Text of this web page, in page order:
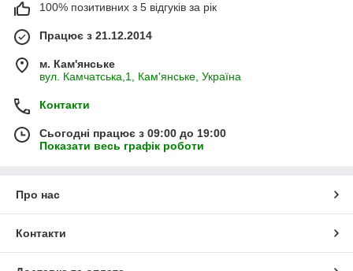
100% позитивних з 5 відгуків за рік
Працює з 21.12.2014
м. Кам'янське
вул. Камчатська,1, Кам'янське, Україна
Контакти
Сьогодні працює з 09:00 до 19:00
Показати весь графік роботи
Про нас
Контакти